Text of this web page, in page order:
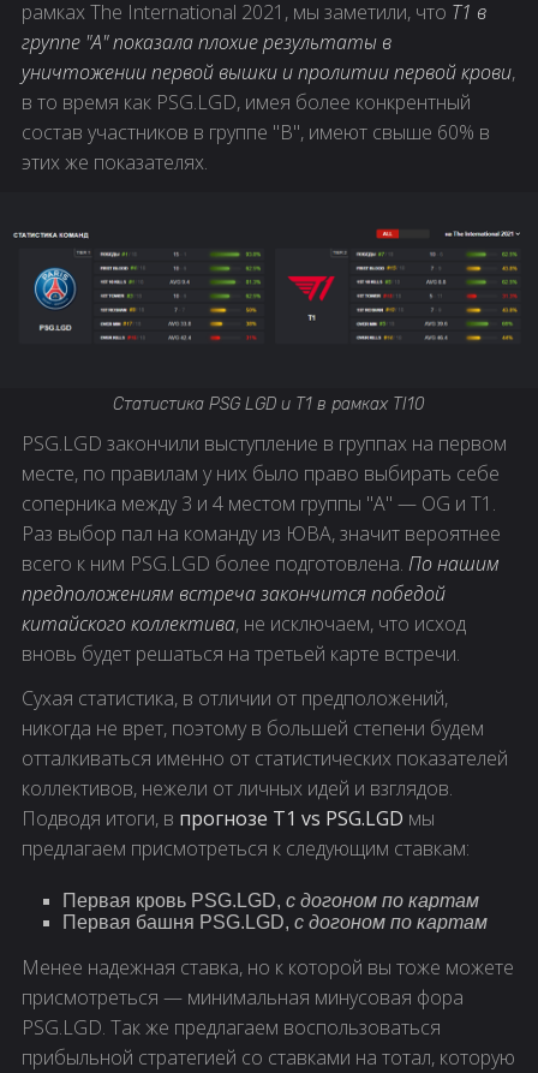
рамках The International 2021, мы заметили, что T1 в
группе "А" показала плохие результаты в
уничтожении первой вышки и пролитии первой крови,
в то время как PSG.LGD, имея более конкрентный
состав участников в группе "B", имеют свыше 60% в
этих же показателях.
Статистика PSG LGD и T1 в рамках TI10
PSG.LGD закончили выступление в группах на первом
месте, по правилам у них было право выбирать себе
соперника между 3 и 4 местом группы "А" — OG и T1.
Раз выбор пал на команду из ЮВА, значит вероятнее
всего к ним PSG.LGD более подготовлена. По нашим
предположениям встреча закончится победой
китайского коллектива, не исключаем, что исход
вновь будет решаться на третьей карте встречи.
Сухая статистика, в отличии от предположений,
никогда не врет, поэтому в большей степени будем
отталкиваться именно от статистических показателей
коллективов, нежели от личных идей и взглядов.
Подводя итоги, в прогнозе T1 vs PSG.LGD мы
предлагаем присмотреться к следующим ставкам:
Первая кровь PSG.LGD, с догоном по картам
Первая башня PSG.LGD, с догоном по картам
Менее надежная ставка, но к которой вы тоже можете
присмотреться — минимальная минусовая фора
PSG.LGD. Так же предлагаем воспользоваться
прибыльной стратегией со ставками на тотал, которую